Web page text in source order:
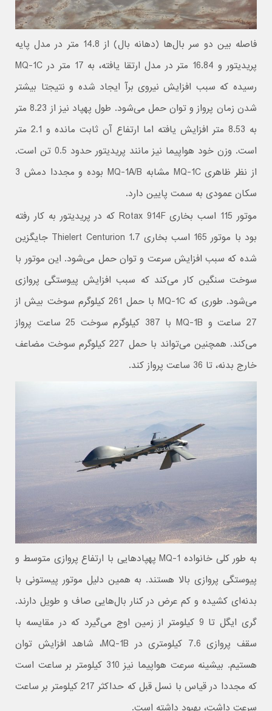
فاصله بین دو سر بال‌ها (دهانه بال) از 14.8 متر در مدل پایه
پریدیتور و 16.84 متر در مدل ارتقا یافته، به 17 متر در MQ-1C
رسیده که سبب افزایش نیروی برآ ایجاد شده و نتیجتا بیشتر
شدن زمان پرواز و توان حمل می‌شود. طول پهپاد نیز از 8.23 متر
به 8.53 متر افزایش یافته اما ارتفاع آن ثابت مانده و 2.1 متر
است. وزن خود هواپیما نیز مانند پریدیتور حدود 0.5 تن است.
از نظر ظاهری MQ-1C مشابه MQ-1A/B بوده و مجددا دمش 3
سکان عمودی به سمت پایین دارد.
موتور 115 اسب بخاری Rotax 914F که در پریدیتور به کار رفته
بود با موتور 165 اسب بخاری Thielert Centurion 1.7 جایگزین
شده که سبب افزایش سرعت و توان حمل می‌شود. این موتور با
سوخت سنگین کار می‌کند که سبب افزایش پیوستگی پروازی
می‌شود. طوری که MQ-1C با حمل 261 کیلوگرم سوخت بیش از
27 ساعت و MQ-1B با 387 کیلوگرم سوخت 25 ساعت پرواز
می‌کند. همچنین می‌تواند با حمل 227 کیلوگرم سوخت مضاعف
خارج بدنه، تا 36 ساعت پرواز کند.
به طور کلی خانواده MQ-1 پهپادهایی با ارتفاع پروازی متوسط و
پیوستگی پروازی بالا هستند. به همین دلیل موتور پیستونی با
بدنه‌ای کشیده و کم عرض در کنار بال‌هایی صاف و طویل دارند.
گری ایگل تا 9 کیلومتر از زمین اوج می‌گیرد که در مقایسه با
سقف پروازی 7.6 کیلومتری در MQ-1B،‌ شاهد افزایش توان
هستیم. بیشینه سرعت هواپیما نیز 310 کیلومتر بر ساعت است
که مجددا در قیاس با نسل قبل که حداکثر 217 کیلومتر بر ساعت